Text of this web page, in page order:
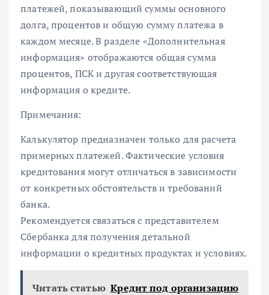
платежей, показывающий суммы основного
долга, процентов и общую сумму платежа в
каждом месяце. В разделе «Дополнительная
информация» отображаются общая сумма
процентов, ПСК и другая соответствующая
информация о кредите.
Примечания:
Калькулятор предназначен только для расчета
примерных платежей. Фактические условия
кредитования могут отличаться в зависимости
от конкретных обстоятельств и требований
банка.
Рекомендуется связаться с представителем
Сбербанка для получения детальной
информации о кредитных продуктах и условиях.
Читать статью Кредит под организацию